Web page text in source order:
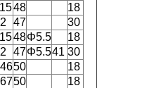
48
18
47
30
48Φ5.5
18
47Φ5.541 30
50
18
50
18